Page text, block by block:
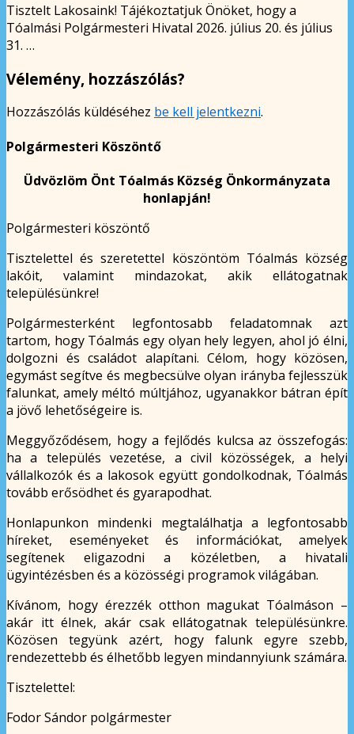
Tisztelt Lakosaink! Tájékoztatjuk Önöket, hogy a
Tóalmási Polgármesteri Hivatal 2026. július 20. és július
31. …
Vélemény, hozzászólás?
Hozzászólás küldéséhez be kell jelentkezni.
Polgármesteri Köszöntő
Üdvözlöm Önt Tóalmás Község Önkormányzata
honlapján!
Polgármesteri köszöntő
Tisztelettel és szeretettel köszöntöm Tóalmás község
lakóit, valamint mindazokat, akik ellátogatnak
településünkre!
Polgármesterként legfontosabb feladatomnak azt
tartom, hogy Tóalmás egy olyan hely legyen, ahol jó élni,
dolgozni és családot alapítani. Célom, hogy közösen,
egymást segítve és megbecsülve olyan irányba fejlesszük
falunkat, amely méltó múltjához, ugyanakkor bátran épít
a jövő lehetőségeire is.
Meggyőződésem, hogy a fejlődés kulcsa az összefogás:
ha a település vezetése, a civil közösségek, a helyi
vállalkozók és a lakosok együtt gondolkodnak, Tóalmás
tovább erősödhet és gyarapodhat.
Honlapunkon mindenki megtalálhatja a legfontosabb
híreket, eseményeket és információkat, amelyek
segítenek eligazodni a közéletben, a hivatali
ügyintézésben és a közösségi programok világában.
Kívánom, hogy érezzék otthon magukat Tóalmáson –
akár itt élnek, akár csak ellátogatnak településünkre.
Közösen tegyünk azért, hogy falunk egyre szebb,
rendezettebb és élhetőbb legyen mindannyiunk számára.
Tisztelettel:
Fodor Sándor polgármester